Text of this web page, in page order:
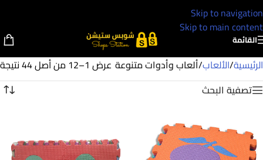
Skip to navigation
Skip to main content
القائمة
الرئيسية/الألعاب/ألعاب وأدوات متنوعة عرض 1–12 من أصل 44 نتيجة
تصفية البحث